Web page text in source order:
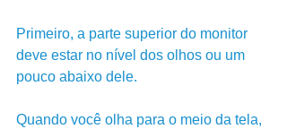
Primeiro, a parte superior do monitor
deve estar no nível dos olhos ou um
pouco abaixo dele.
Quando você olha para o meio da tela,